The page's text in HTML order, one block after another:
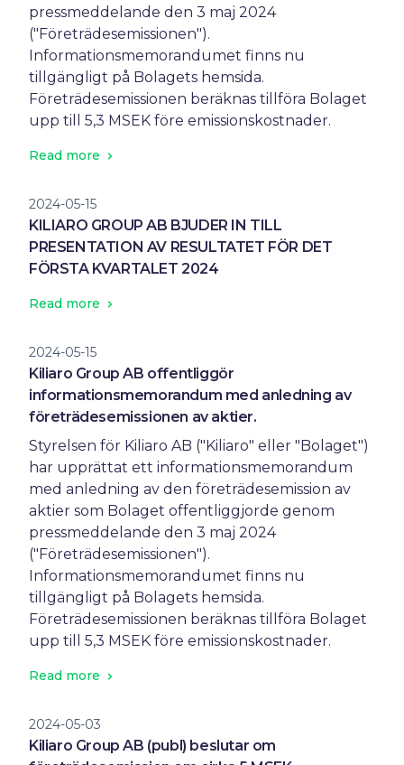
pressmeddelande den 3 maj 2024
("Företrädesemissionen").
Informationsmemorandumet finns nu
tillgängligt på Bolagets hemsida.
Företrädesemissionen beräknas tillföra Bolaget
upp till 5,3 MSEK före emissionskostnader.
Read more
2024-05-15
KILIARO GROUP AB BJUDER IN TILL
PRESENTATION AV RESULTATET FÖR DET
FÖRSTA KVARTALET 2024
Read more
2024-05-15
Kiliaro Group AB offentliggör
informationsmemorandum med anledning av
företrädesemissionen av aktier.
Styrelsen för Kiliaro AB ("Kiliaro" eller "Bolaget")
har upprättat ett informationsmemorandum
med anledning av den företrädesemission av
aktier som Bolaget offentliggjorde genom
pressmeddelande den 3 maj 2024
("Företrädesemissionen").
Informationsmemorandumet finns nu
tillgängligt på Bolagets hemsida.
Företrädesemissionen beräknas tillföra Bolaget
upp till 5,3 MSEK före emissionskostnader.
Read more
2024-05-03
Kiliaro Group AB (publ) beslutar om